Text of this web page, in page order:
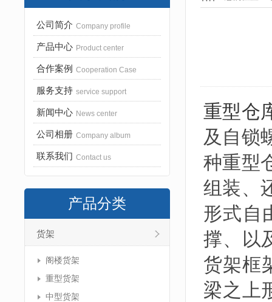
公司简介 Company profile
产品中心 Product center
合作案例 Cooperation Case
服务支持 service support
新闻中心 News center
公司相册 Company album
联系我们 Contact us
产品分类
货架
阁楼货架
重型货架
中型货架
重型仓
及自锁
种重型
组装、
形式自
撑、以
货架框
梁之上